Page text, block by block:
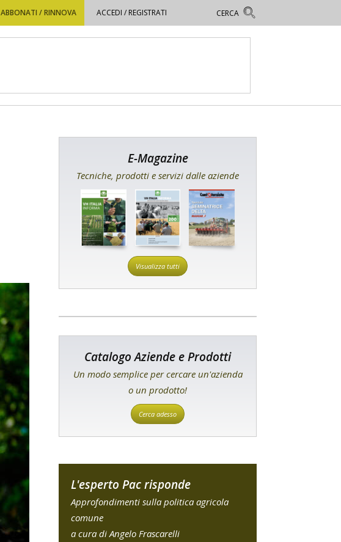
ABBONATI / RINNOVA ACCEDI / REGISTRATI
E-Magazine
Tecniche, prodotti e servizi dalle aziende
Visualizza tutti
Catalogo Aziende e Prodotti
Un modo semplice per cercare un'azienda
o un prodotto!
Cerca adesso
L'esperto Pac risponde
Approfondimenti sulla politica agricola
comune
a cura di Angelo Frascarelli